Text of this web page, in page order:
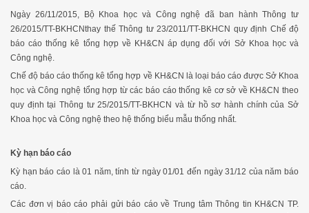
Ngày 26/11/2015, Bộ Khoa học và Công nghệ đã ban hành Thông tư
26/2015/TT-BKHCNthay thế Thông tư 23/2011/TT-BKHCN quy định Chế độ
báo cáo thống kê tổng hợp về KH&CN áp dụng đối với Sở Khoa học và
Công nghệ.
Chế độ báo cáo thống kê tổng hợp về KH&CN là loại báo cáo được Sở Khoa
học và Công nghệ tổng hợp từ các báo cáo thống kê cơ sở về KH&CN theo
quy định tại Thông tư 25/2015/TT-BKHCN và từ hồ sơ hành chính của Sở
Khoa học và Công nghệ theo hệ thống biểu mẫu thống nhất.
Kỳ hạn báo cáo
Kỳ hạn báo cáo là 01 năm, tính từ ngày 01/01 đến ngày 31/12 của năm báo
cáo.
Các đơn vị báo cáo phải gửi báo cáo về Trung tâm Thông tin KH&CN TP.